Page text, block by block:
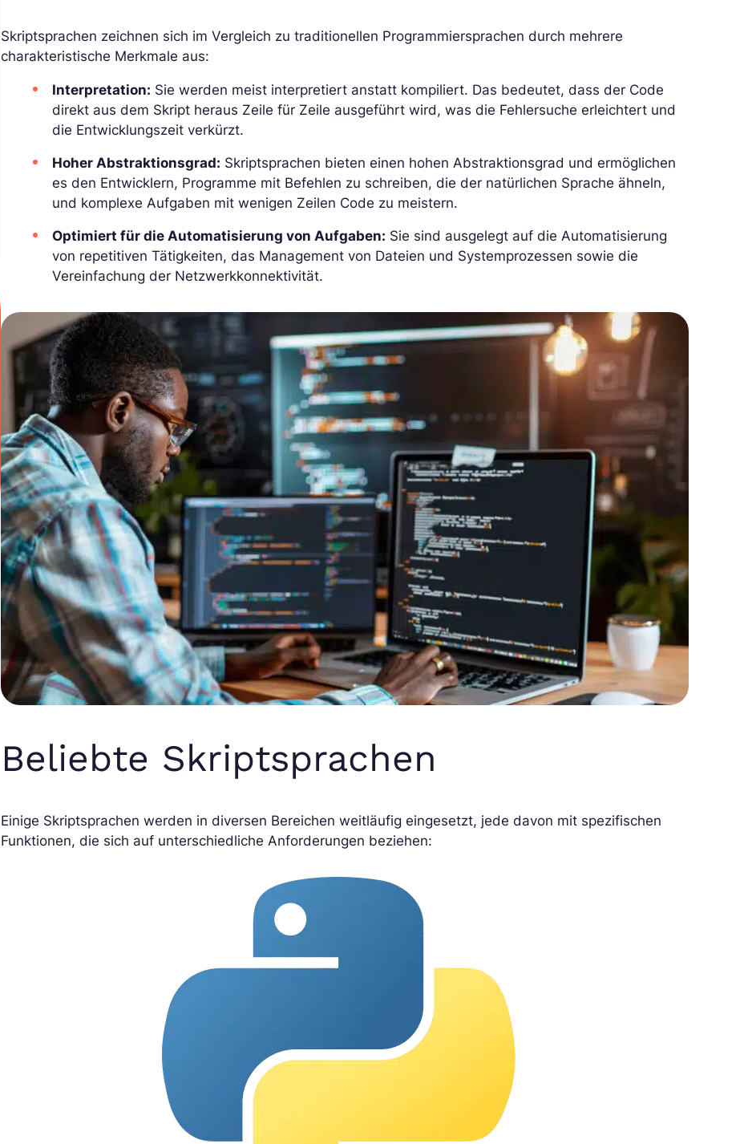
Skriptsprachen zeichnen sich im Vergleich zu traditionellen Programmiersprachen durch mehrere
charakteristische Merkmale aus:
Interpretation: Sie werden meist interpretiert anstatt kompiliert. Das bedeutet, dass der Code
direkt aus dem Skript heraus Zeile für Zeile ausgeführt wird, was die Fehlersuche erleichtert und
die Entwicklungszeit verkürzt.
Hoher Abstraktionsgrad: Skriptsprachen bieten einen hohen Abstraktionsgrad und ermöglichen
es den Entwicklern, Programme mit Befehlen zu schreiben, die der natürlichen Sprache ähneln,
und komplexe Aufgaben mit wenigen Zeilen Code zu meistern.
Optimiert für die Automatisierung von Aufgaben: Sie sind ausgelegt auf die Automatisierung
von repetitiven Tätigkeiten, das Management von Dateien und Systemprozessen sowie die
Vereinfachung der Netzwerkkonnektivität.
Beliebte Skriptsprachen
Einige Skriptsprachen werden in diversen Bereichen weitläufig eingesetzt, jede davon mit spezifischen
Funktionen, die sich auf unterschiedliche Anforderungen beziehen: